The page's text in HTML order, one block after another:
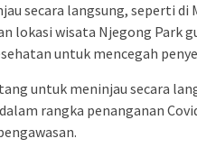
secara langsung, seperti di
lokasi wisata Njegong Park
untuk mencegah
untuk meninjau secara
rangka penanganan